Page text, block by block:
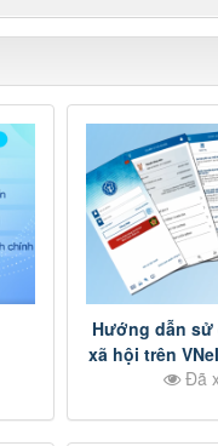
Hướng dẫn sử
xã hội trên
Đã